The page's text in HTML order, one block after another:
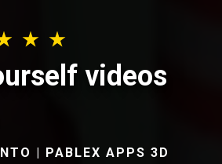
videos
| PABLEX APPS 3D